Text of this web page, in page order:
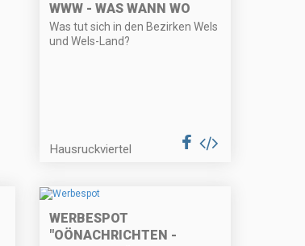
WWW - WAS WANN WO
Was tut sich in den Bezirken Wels
und Wels-Land?
Hausruckviertel
WERBESPOT
"OÖNACHRICHTEN -